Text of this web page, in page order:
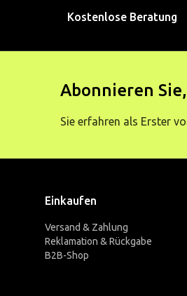
Kostenlose Beratung
Abonnieren
Sie erfahren als Erster
Einkaufen
Versand & Zahlung
Reklamation & Rückgabe
B2B-Shop